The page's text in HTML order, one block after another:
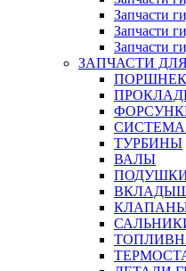
Запчасти
Запчасти
Запчасти
ЗАПЧАСТИ
ТУРБИНЫ
ВАЛЫ